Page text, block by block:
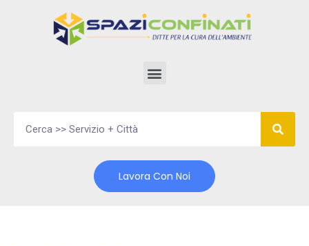
Lavora Con Noi